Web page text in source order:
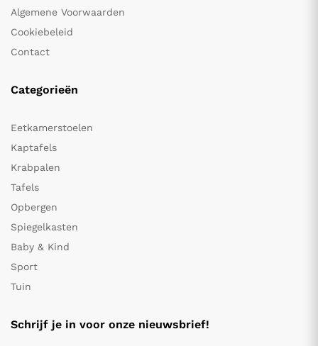
Algemene Voorwaarden
Cookiebeleid
Contact
Categorieën
Eetkamerstoelen
Kaptafels
Krabpalen
Tafels
Opbergen
Spiegelkasten
Baby & Kind
Sport
Tuin
Schrijf je in voor onze nieuwsbrief!